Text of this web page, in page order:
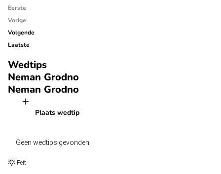
Eerste
Vorige
Volgende
Laatste
Wedtips
Neman Grodno
Neman Grodno
Plaats wedtip
Geen wedtips gevonden
Feit